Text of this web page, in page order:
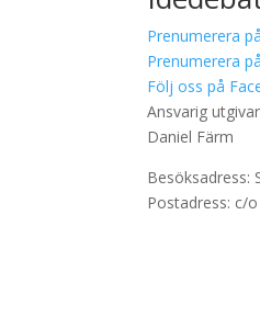
Prenumerera
Prenumerera
Följ oss på
Ansvarig
Daniel Färm
Besöksadress:
Postadress: c/